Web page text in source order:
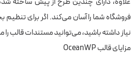
فروشگاه شما را آسان می‌کند. اگر برای
نیاز داشته باشید، می‌توانید مستندات قالب را
مزایای قالب OceanWP